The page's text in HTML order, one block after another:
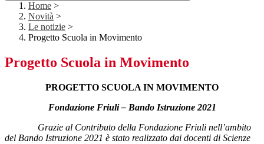
Home >
Novità >
Le notizie >
Progetto Scuola in Movimento
Progetto Scuola in Movimento
PROGETTO SCUOLA IN MOVIMENTO
Fondazione Friuli – Bando Istruzione 2021
Grazie al Contributo della Fondazione Friuli nell’ambito
del Bando Istruzione 2021 è stato realizzato dai docenti di Scienze